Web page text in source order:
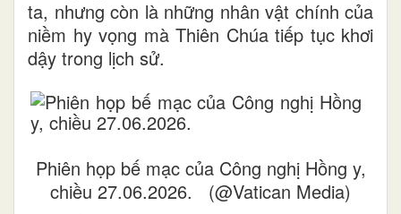
ta, nhưng còn là những nhân vật chính của
niềm hy vọng mà Thiên Chúa tiếp tục khơi
dậy trong lịch sử.
Phiên họp bế mạc của Công nghị Hồng y,
chiều 27.06.2026. (@Vatican Media)